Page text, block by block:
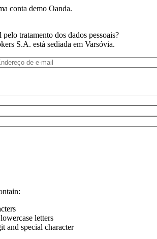
conta demo Oanda.
tratamento dos dados pessoais?
S.A. está sediada em Varsóvia.
letters
and special character